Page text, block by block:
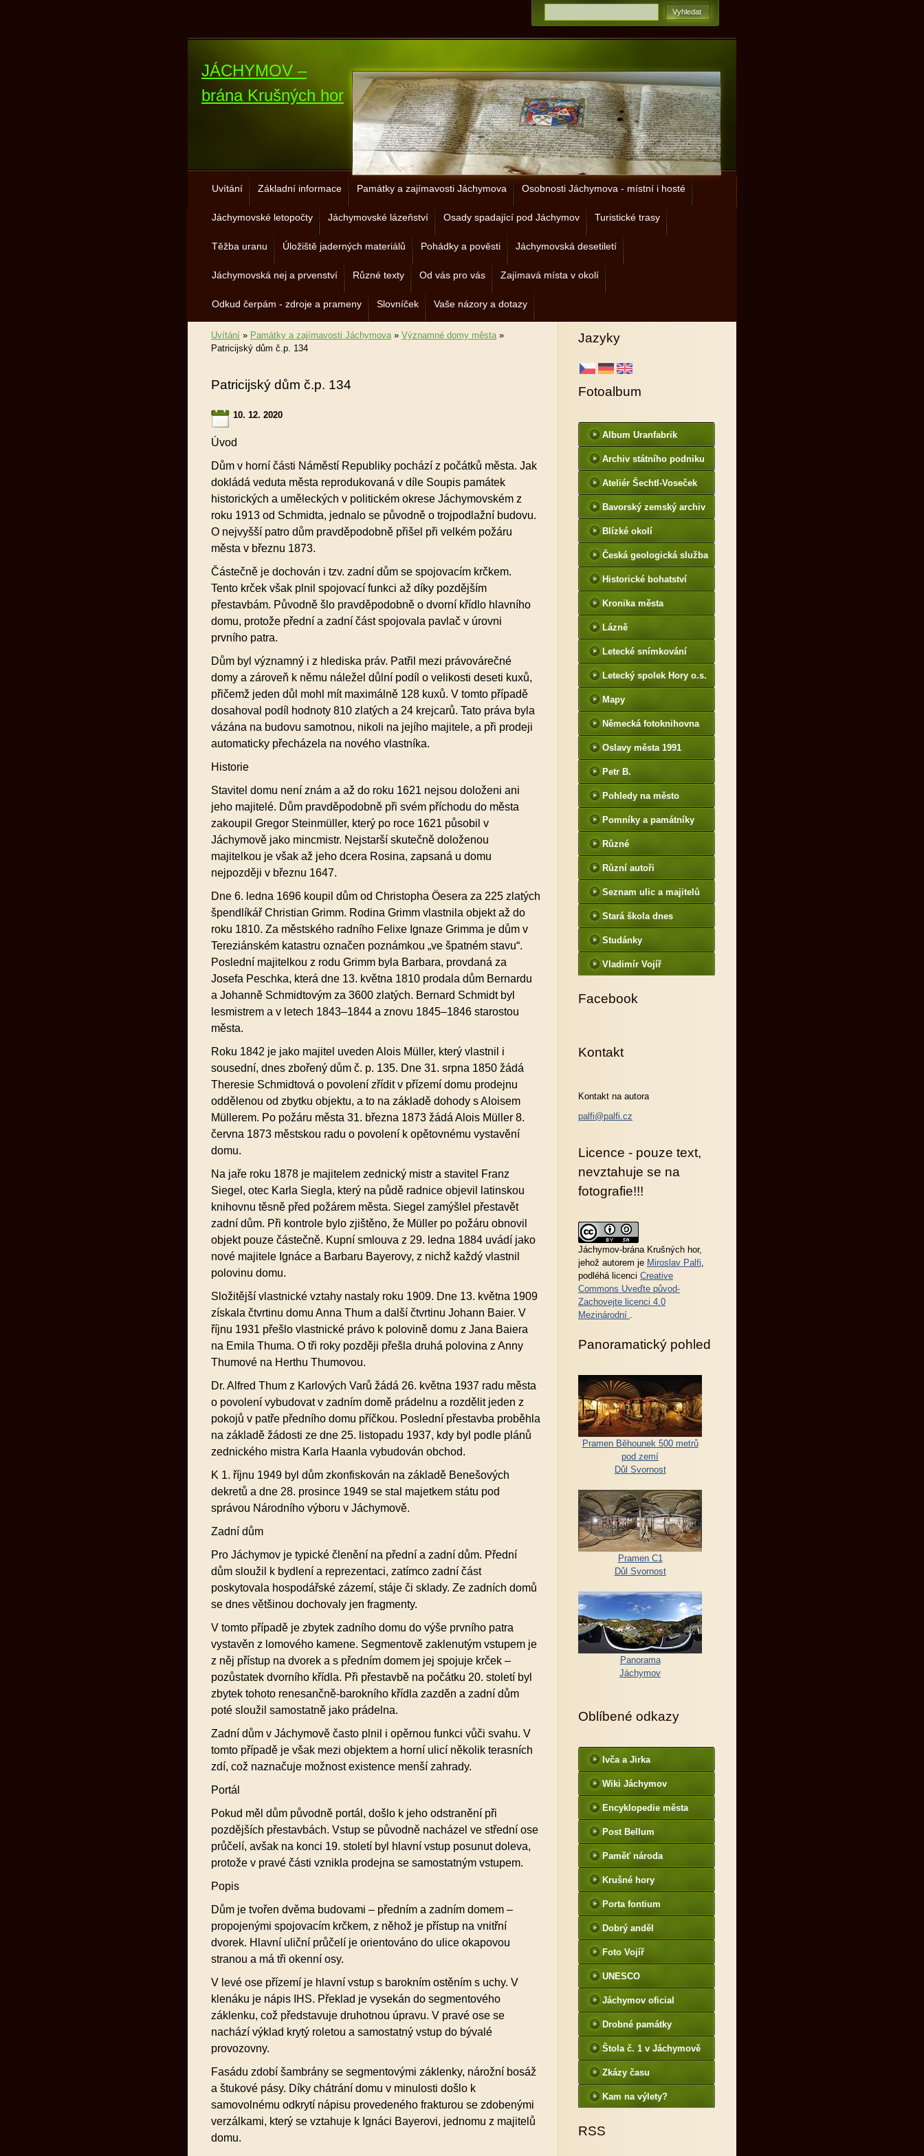
JÁCHYMOV –
brána Krušných hor
Uvítání Základní informace Památky a zajímavosti Jáchymova Osobnosti Jáchymova - místní i hosté
Jáchymovské letopočty Jáchymovské lázeňství Osady spadající pod Jáchymov Turistické trasy
Těžba uranu Úložiště jaderných materiálů Pohádky a pověsti Jáchymovská desetiletí
Jáchymovská nej a prvenství Různé texty Od vás pro vás Zajímavá místa v okolí
Odkud čerpám - zdroje a prameny Slovníček Vaše názory a dotazy
Uvítání » Památky a zajímavosti Jáchymova» Významné domy města»
Patricijský dům č.p. 134
Patricijský dům č.p. 134
10. 12. 2020
Úvod
Dům v horní části Náměstí Republiky pochází z počátků města. Jak
dokládá veduta města reprodukovaná v díle Soupis památek
historických a uměleckých v politickém okrese Jáchymovském z
roku 1913 od Schmidta, jednalo se původně o trojpodlažní budovu.
O nejvyšší patro dům pravděpodobně přišel při velkém požáru
města v březnu 1873.
Částečně je dochován i tzv. zadní dům se spojovacím krčkem.
Tento krček však plnil spojovací funkci až díky pozdějším
přestavbám. Původně šlo pravděpodobně o dvorní křídlo hlavního
domu, protože přední a zadní část spojovala pavlač v úrovni
prvního patra.
Dům byl významný i z hlediska práv. Patřil mezi právovárečné
domy a zároveň k němu náležel důlní podíl o velikosti deseti kuxů,
přičemž jeden důl mohl mít maximálně 128 kuxů. V tomto případě
dosahoval podíl hodnoty 810 zlatých a 24 krejcarů. Tato práva byla
vázána na budovu samotnou, nikoli na jejího majitele, a při prodeji
automaticky přecházela na nového vlastníka.
Historie
Stavitel domu není znám a až do roku 1621 nejsou doloženi ani
jeho majitelé. Dům pravděpodobně při svém příchodu do města
zakoupil Gregor Steinmüller, který po roce 1621 působil v
Jáchymově jako mincmistr. Nejstarší skutečně doloženou
majitelkou je však až jeho dcera Rosina, zapsaná u domu
nejpozději v březnu 1647.
Dne 6. ledna 1696 koupil dům od Christopha Öesera za 225 zlatých
špendlíkář Christian Grimm. Rodina Grimm vlastnila objekt až do
roku 1810. Za městského radního Felixe Ignaze Grimma je dům v
Tereziánském katastru označen poznámkou „ve špatném stavu“.
Poslední majitelkou z rodu Grimm byla Barbara, provdaná za
Josefa Peschka, která dne 13. května 1810 prodala dům Bernardu
a Johanně Schmidtovým za 3600 zlatých. Bernard Schmidt byl
lesmistrem a v letech 1843–1844 a znovu 1845–1846 starostou
města.
Roku 1842 je jako majitel uveden Alois Müller, který vlastnil i
sousední, dnes zbořený dům č. p. 135. Dne 31. srpna 1850 žádá
Theresie Schmidtová o povolení zřídit v přízemí domu prodejnu
oddělenou od zbytku objektu, a to na základě dohody s Aloisem
Müllerem. Po požáru města 31. března 1873 žádá Alois Müller 8.
června 1873 městskou radu o povolení k opětovnému vystavění
domu.
Na jaře roku 1878 je majitelem zednický mistr a stavitel Franz
Siegel, otec Karla Siegla, který na půdě radnice objevil latinskou
knihovnu těsně před požárem města. Siegel zamýšlel přestavět
zadní dům. Při kontrole bylo zjištěno, že Müller po požáru obnovil
objekt pouze částečně. Kupní smlouva z 29. ledna 1884 uvádí jako
nové majitele Ignáce a Barbaru Bayerovy, z nichž každý vlastnil
polovinu domu.
Složitější vlastnické vztahy nastaly roku 1909. Dne 13. května 1909
získala čtvrtinu domu Anna Thum a další čtvrtinu Johann Baier. V
říjnu 1931 přešlo vlastnické právo k polovině domu z Jana Baiera
na Emila Thuma. O tři roky později přešla druhá polovina z Anny
Thumové na Herthu Thumovou.
Dr. Alfred Thum z Karlových Varů žádá 26. května 1937 radu města
o povolení vybudovat v zadním domě prádelnu a rozdělit jeden z
pokojů v patře předního domu příčkou. Poslední přestavba proběhla
na základě žádosti ze dne 25. listopadu 1937, kdy byl podle plánů
zednického mistra Karla Haanla vybudován obchod.
K 1. říjnu 1949 byl dům zkonfiskován na základě Benešových
dekretů a dne 28. prosince 1949 se stal majetkem státu pod
správou Národního výboru v Jáchymově.
Zadní dům
Pro Jáchymov je typické členění na přední a zadní dům. Přední
dům sloužil k bydlení a reprezentaci, zatímco zadní část
poskytovala hospodářské zázemí, stáje či sklady. Ze zadních domů
se dnes většinou dochovaly jen fragmenty.
V tomto případě je zbytek zadního domu do výše prvního patra
vystavěn z lomového kamene. Segmentově zaklenutým vstupem je
z něj přístup na dvorek a s předním domem jej spojuje krček –
pozůstatek dvorního křídla. Při přestavbě na počátku 20. století byl
zbytek tohoto renesančně-barokního křídla zazděn a zadní dům
poté sloužil samostatně jako prádelna.
Zadní dům v Jáchymově často plnil i opěrnou funkci vůči svahu. V
tomto případě je však mezi objektem a horní ulicí několik terasních
zdí, což naznačuje možnost existence menší zahrady.
Portál
Pokud měl dům původně portál, došlo k jeho odstranění při
pozdějších přestavbách. Vstup se původně nacházel ve střední ose
průčelí, avšak na konci 19. století byl hlavní vstup posunut doleva,
protože v pravé části vznikla prodejna se samostatným vstupem.
Popis
Dům je tvořen dvěma budovami – předním a zadním domem –
propojenými spojovacím krčkem, z něhož je přístup na vnitřní
dvorek. Hlavní uliční průčelí je orientováno do ulice okapovou
stranou a má tři okenní osy.
V levé ose přízemí je hlavní vstup s barokním ostěním s uchy. V
klenáku je nápis IHS. Překlad je vysekán do segmentového
záklenku, což představuje druhotnou úpravu. V pravé ose se
nachází výklad krytý roletou a samostatný vstup do bývalé
provozovny.
Fasádu zdobí šambrány se segmentovými záklenky, nárožní bosáž
a štukové pásy. Díky chátrání domu v minulosti došlo k
samovolnému odkrytí nápisu provedeného frakturou se zdobenými
verzálkami, který se vztahuje k Ignáci Bayerovi, jednomu z majitelů
domu.
Jazyky
Fotoalbum
Album Uranfabrik
Archiv státního podniku
Ateliér Šechtl-Voseček
Bavorský zemský archiv
http://www.gda.bayern.de
Blízké okolí
Česká geologická služba
Historické bohatství
Kronika města
http://www.portafontium.
Lázně
Letecké snímkování
Letecký spolek Hory o.s.
Mapy
Německá fotoknihovna
http://www.deutschefotot
hek.de
Oslavy města 1991
Petr B.
(PB14.zonerama.com,
takatiky.rajce.idnes.cz)
Pohledy na město
Pomníky a památníky
Různé
Různí autoři
Seznam ulic a majitelů
Stará škola dnes
Studánky
Vladimír Vojíř
Facebook
Kontakt
Kontakt na autora
palfi@palfi.cz
Licence - pouze text,
nevztahuje se na
fotografie!!!
Jáchymov-brána Krušných hor,
jehož autorem je Miroslav Palfi,
podléhá licenci Creative
Commons Uveďte původ-
Zachovejte licenci 4.0
Mezinárodní .
Panoramatický pohled
Pramen Běhounek 500 metrů
pod zemí
Důl Svornost
Pramen C1
Důl Svornost
Panorama
Jáchymov
Oblíbené odkazy
Ivča a Jirka
Wiki Jáchymov
Encyklopedie města
Post Bellum
Paměť národa
Krušné hory
Porta fontium
Dobrý anděl
Foto Vojíř
UNESCO
Jáchymov oficial
Drobné památky
Štola č. 1 v Jáchymově
Zkázy času
Kam na výlety?
RSS